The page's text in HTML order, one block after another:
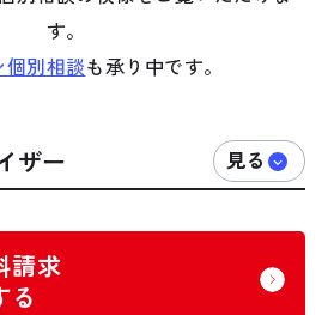
す。
別相談も承り中です。
ザー
請求
る